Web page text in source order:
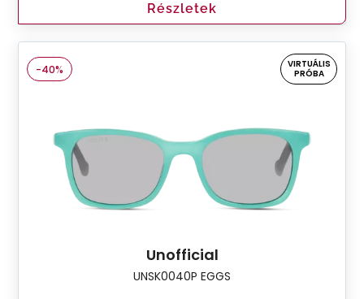
Részletek
-40%
VIRTUÁLIS
PRÓBA
Unofficial
UNSK0040P EGGS